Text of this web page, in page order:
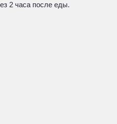
2 часа после еды.